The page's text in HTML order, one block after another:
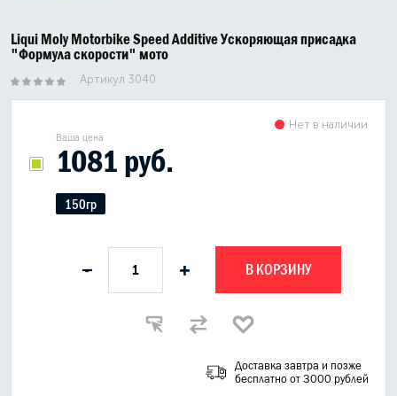
МОТО МАСЛА
ВСЕ БРЕНДЫ
Liqui Moly Motorbike Speed Additive Ускоряющая присадка
"Формула скорости" мото
Артикул 3040
Ваша цена
1081 руб.
Нет в наличии
150гр
- + В КОРЗИНУ
Доставка завтра и позже
бесплатно от 3000 рублей